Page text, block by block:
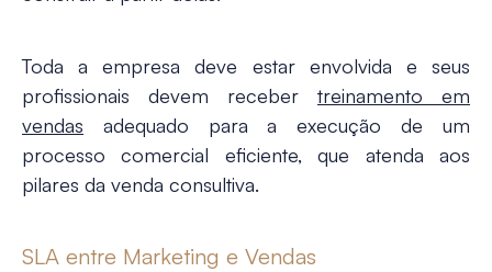
Toda a empresa deve estar envolvida e seus
profissionais devem receber treinamento em
vendas adequado para a execução de um
processo comercial eficiente, que atenda aos
pilares da venda consultiva.
SLA entre Marketing e Vendas